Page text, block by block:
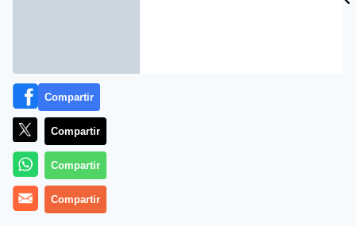
proucranios, la mayoría de la población crimea votó en
masa a favor de convertir la la estratégica península
del mar Negro en una nueva provincia de Rusia.
Como estaba previsto, la Unión Europea y Estados
Unidos no reconocen el resultado, alzan la voz y
anuncian sanciones, pero todo lo que han podido
hacer hasta ahora es prohibir viajes y congelar bienes
Compartir
Compartir
Compartir
Compartir